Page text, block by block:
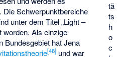
tä
ts
h
o
c
Schwerpunktbereiche
unter dem Titel „Light –
worden. Als einzige
Bundesgebiet hat Jena
[48] und war